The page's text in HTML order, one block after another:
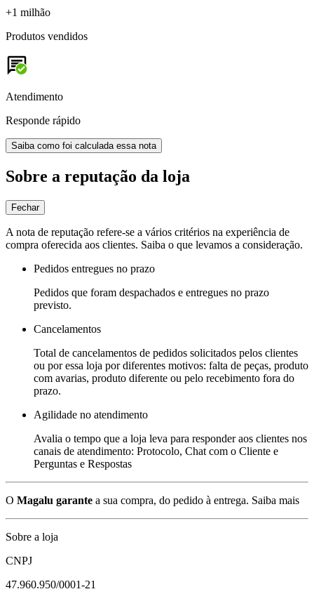
+1 milhão
Produtos vendidos
Atendimento
Responde rápido
Saiba como foi calculada essa nota
Sobre a reputação da loja
Fechar
A nota de reputação refere-se a vários critérios na experiência de
compra oferecida aos clientes. Saiba o que levamos a consideração.
Pedidos entregues no prazo
Pedidos que foram despachados e entregues no prazo
previsto.
Cancelamentos
Total de cancelamentos de pedidos solicitados pelos clientes
ou por essa loja por diferentes motivos: falta de peças, produto
com avarias, produto diferente ou pelo recebimento fora do
prazo.
Agilidade no atendimento
Avalia o tempo que a loja leva para responder aos clientes nos
canais de atendimento: Protocolo, Chat com o Cliente e
Perguntas e Respostas
O Magalu garante a sua compra, do pedido à entrega. Saiba mais
Sobre a loja
CNPJ
47.960.950/0001-21